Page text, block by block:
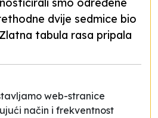
smo određene
dvije sedmice bio
tabula rasa pripala
web-stranice
način i frekventnost